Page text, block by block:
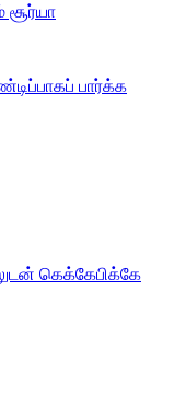
பார்க்க
கெக்கேபிக்கே